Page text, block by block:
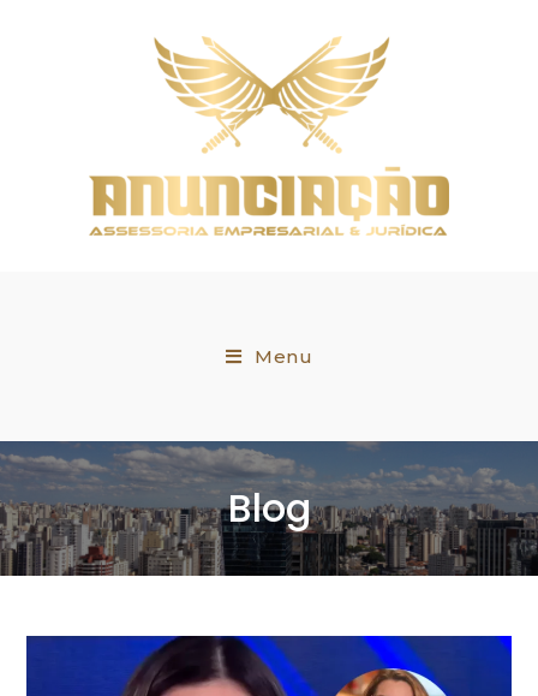
Menu
Blog